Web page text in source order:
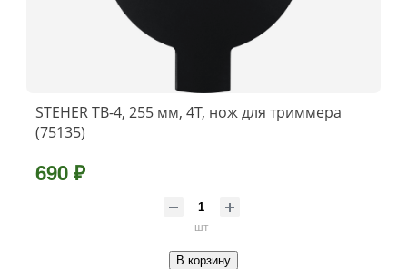
STEHER TB-4, 255 мм, 4T, нож для триммера
(75135)
690 ₽
шт
В корзину